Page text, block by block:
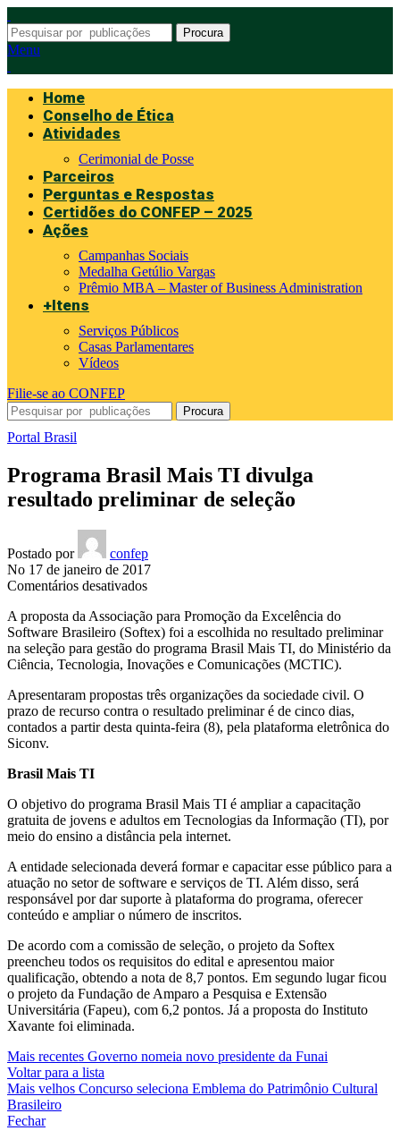
Procura
Menu
Home
Conselho de Ética
Atividades
Cerimonial de Posse
Parceiros
Perguntas e Respostas
Certidões do CONFEP – 2025
Ações
Campanhas Sociais
Medalha Getúlio Vargas
Prêmio MBA – Master of Business Administration
+Itens
Serviços Públicos
Casas Parlamentares
Vídeos
Filie-se ao CONFEP
Procura
Portal Brasil
Programa Brasil Mais TI divulga
resultado preliminar de seleção
Postado por
confep
No 17 de janeiro de 2017
Comentários desativadosem
Brasil
Mais
TI
divulga
preliminar
de
seleção
A proposta da Associação para Promoção da Excelência do
Software Brasileiro (Softex) foi a escolhida no resultado preliminar
na seleção para gestão do programa Brasil Mais TI, do Ministério da
Ciência, Tecnologia, Inovações e Comunicações (MCTIC).
Apresentaram propostas três organizações da sociedade civil. O
prazo de recurso contra o resultado preliminar é de cinco dias,
contados a partir desta quinta-feira (8), pela plataforma eletrônica do
Siconv.
Brasil Mais TI
O objetivo do programa Brasil Mais TI é ampliar a capacitação
gratuita de jovens e adultos em Tecnologias da Informação (TI), por
meio do ensino a distância pela internet.
A entidade selecionada deverá formar e capacitar esse público para a
atuação no setor de software e serviços de TI. Além disso, será
responsável por dar suporte à plataforma do programa, oferecer
conteúdo e ampliar o número de inscritos.
De acordo com a comissão de seleção, o projeto da Softex
preencheu todos os requisitos do edital e apresentou maior
qualificação, obtendo a nota de 8,7 pontos. Em segundo lugar ficou
o projeto da Fundação de Amparo a Pesquisa e Extensão
Universitária (Fapeu), com 6,2 pontos. Já a proposta do Instituto
Xavante foi eliminada.
Mais recentes Governo nomeia novo presidente da Funai
Voltar para a lista
Mais velhos Concurso seleciona Emblema do Patrimônio Cultural
Brasileiro
Fechar